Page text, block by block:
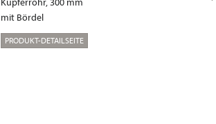
mit Bördel
PRODUKT-DETAILSEITE